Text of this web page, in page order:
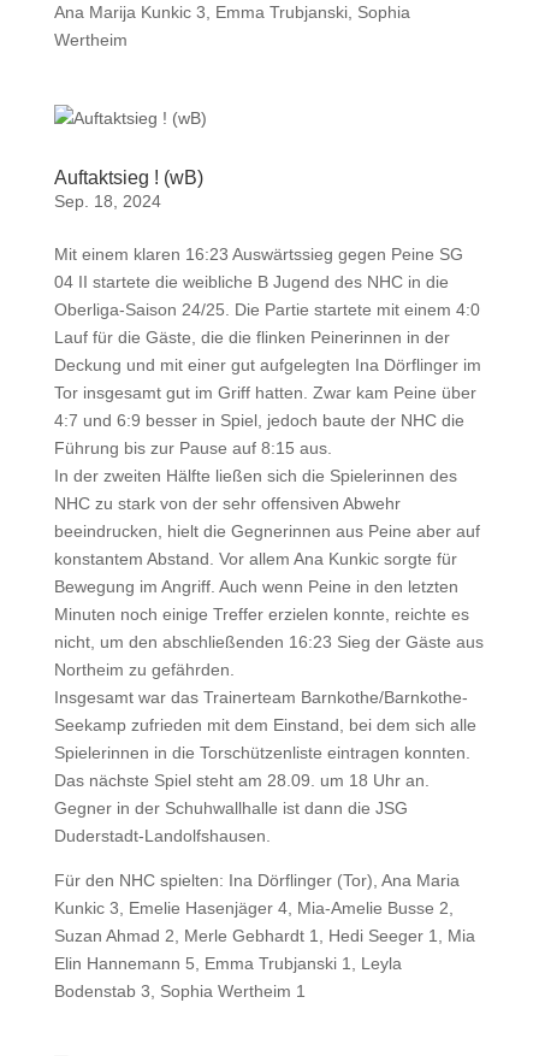
Ana Marija Kunkic 3, Emma Trubjanski, Sophia
Wertheim
Auftaktsieg ! (wB)
Sep. 18, 2024
Mit einem klaren 16:23 Auswärtssieg gegen Peine SG
04 II startete die weibliche B Jugend des NHC in die
Oberliga-Saison 24/25. Die Partie startete mit einem 4:0
Lauf für die Gäste, die die flinken Peinerinnen in der
Deckung und mit einer gut aufgelegten Ina Dörflinger im
Tor insgesamt gut im Griff hatten. Zwar kam Peine über
4:7 und 6:9 besser in Spiel, jedoch baute der NHC die
Führung bis zur Pause auf 8:15 aus.
In der zweiten Hälfte ließen sich die Spielerinnen des
NHC zu stark von der sehr offensiven Abwehr
beeindrucken, hielt die Gegnerinnen aus Peine aber auf
konstantem Abstand. Vor allem Ana Kunkic sorgte für
Bewegung im Angriff. Auch wenn Peine in den letzten
Minuten noch einige Treffer erzielen konnte, reichte es
nicht, um den abschließenden 16:23 Sieg der Gäste aus
Northeim zu gefährden.
Insgesamt war das Trainerteam Barnkothe/Barnkothe-
Seekamp zufrieden mit dem Einstand, bei dem sich alle
Spielerinnen in die Torschützenliste eintragen konnten.
Das nächste Spiel steht am 28.09. um 18 Uhr an.
Gegner in der Schuhwallhalle ist dann die JSG
Duderstadt-Landolfshausen.
Für den NHC spielten: Ina Dörflinger (Tor), Ana Maria
Kunkic 3, Emelie Hasenjäger 4, Mia-Amelie Busse 2,
Suzan Ahmad 2, Merle Gebhardt 1, Hedi Seeger 1, Mia
Elin Hannemann 5, Emma Trubjanski 1, Leyla
Bodenstab 3, Sophia Wertheim 1